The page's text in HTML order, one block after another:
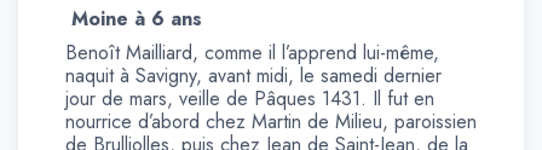
Moine à 6 ans
Benoît Mailliard, comme il l’apprend lui-même,
naquit à Savigny, avant midi, le samedi dernier
jour de mars, veille de Pâques 1431. Il fut en
nourrice d’abord chez Martin de Milieu, paroissien